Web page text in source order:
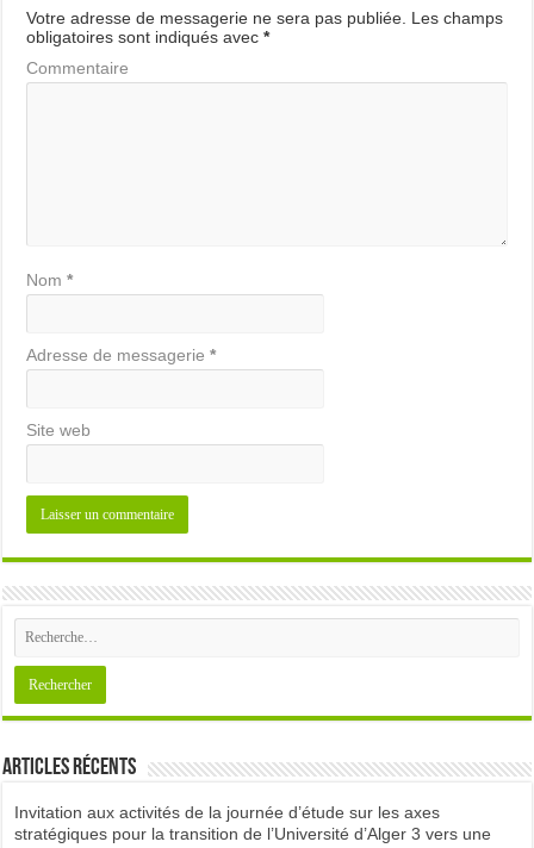
Votre adresse de messagerie ne sera pas publiée. Les champs
obligatoires sont indiqués avec*
Commentaire
Nom*
Adresse de messagerie*
Site web
Articles récents
Invitation aux activités de la journée d’étude sur les axes
stratégiques pour la transition de l’Université d’Alger 3 vers une